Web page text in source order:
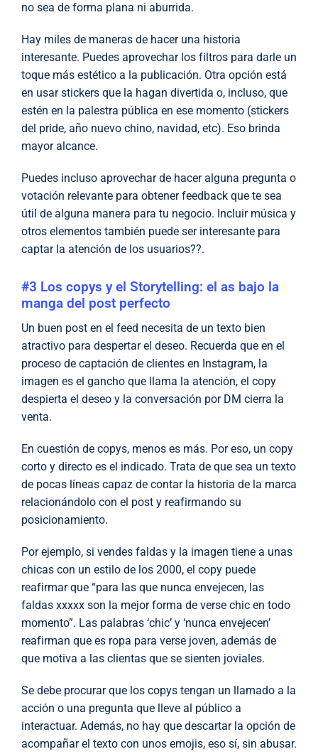
no sea de forma plana ni aburrida.
Hay miles de maneras de hacer una historia
interesante. Puedes aprovechar los filtros para darle un
toque más estético a la publicación. Otra opción está
en usar stickers que la hagan divertida o, incluso, que
estén en la palestra pública en ese momento (stickers
del pride, año nuevo chino, navidad, etc). Eso brinda
mayor alcance.
Puedes incluso aprovechar de hacer alguna pregunta o
votación relevante para obtener feedback que te sea
útil de alguna manera para tu negocio. Incluir música y
otros elementos también puede ser interesante para
captar la atención de los usuarios??.
#3 Los copys y el Storytelling: el as bajo la
manga del post perfecto
Un buen post en el feed necesita de un texto bien
atractivo para despertar el deseo. Recuerda que en el
proceso de captación de clientes en Instagram, la
imagen es el gancho que llama la atención, el copy
despierta el deseo y la conversación por DM cierra la
venta.
En cuestión de copys, menos es más. Por eso, un copy
corto y directo es el indicado. Trata de que sea un texto
de pocas líneas capaz de contar la historia de la marca
relacionándolo con el post y reafirmando su
posicionamiento.
Por ejemplo, si vendes faldas y la imagen tiene a unas
chicas con un estilo de los 2000, el copy puede
reafirmar que “para las que nunca envejecen, las
faldas xxxxx son la mejor forma de verse chic en todo
momento”. Las palabras ‘chic’ y ‘nunca envejecen’
reafirman que es ropa para verse joven, además de
que motiva a las clientas que se sienten joviales.
Se debe procurar que los copys tengan un llamado a la
acción o una pregunta que lleve al público a
interactuar. Además, no hay que descartar la opción de
acompañar el texto con unos emojis, eso sí, sin abusar.